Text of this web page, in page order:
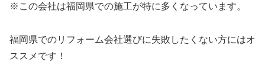
※この会社は福岡県での施工が特に多くなっています。
福岡県でのリフォーム会社選びに失敗したくない方にはオ
ススメです！